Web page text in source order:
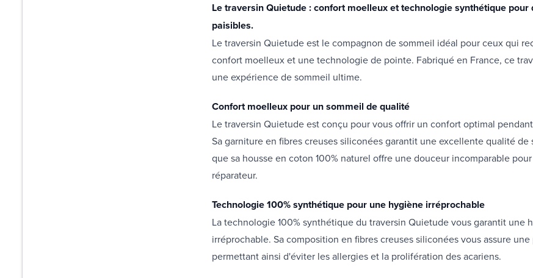
Le traversin Quietude : confort moelleux et technologie synthétique pour
paisibles.
Le traversin Quietude est le compagnon de sommeil idéal pour ceux qui
confort moelleux et une technologie de pointe. Fabriqué en France, ce
une expérience de sommeil ultime.
Confort moelleux pour un sommeil de qualité
Le traversin Quietude est conçu pour vous offrir un confort optimal
Sa garniture en fibres creuses siliconées garantit une excellente qualité de
que sa housse en coton 100% naturel offre une douceur incomparable
réparateur.
Technologie 100% synthétique pour une hygiène irréprochable
La technologie 100% synthétique du traversin Quietude vous garantit une
irréprochable. Sa composition en fibres creuses siliconées vous assure
permettant ainsi d'éviter les allergies et la prolifération des acariens.